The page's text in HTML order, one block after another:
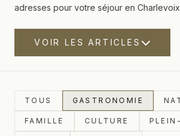
adresses pour votre séjour en
VOIR LES ARTICLES
TOUS GASTRONOMIE
FAMILLE CULTURE